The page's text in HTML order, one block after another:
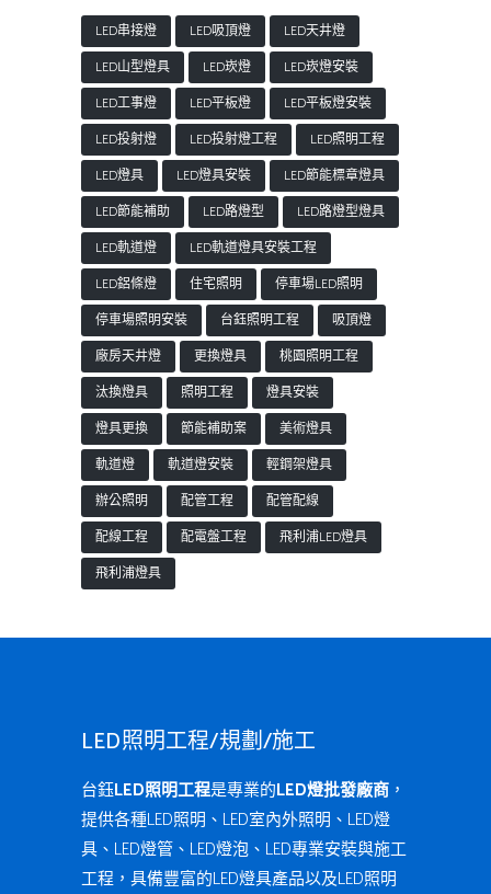
LED串接燈 LED吸頂燈
LED天井燈
LED山型燈具
LED崁燈
LED崁燈安裝
LED工事燈
LED平板燈
LED平板燈安裝
LED投射燈
LED投射燈工程
LED照明工程
LED燈具
LED燈具安裝
LED節能標章燈具
LED節能補助
LED路燈型
LED路燈型燈具
LED軌道燈
LED軌道燈具安裝工程
LED鋁條燈
住宅照明
停車場LED照明
停車場照明安裝
台鈺照明工程
吸頂燈
廠房天井燈
更換燈具
桃園照明工程
汰換燈具
照明工程
燈具安裝
燈具更換
節能補助案
美術燈具
軌道燈
軌道燈安裝
輕鋼架燈具
辦公照明
配管工程
配管配線
配線工程
配電盤工程
飛利浦LED燈具
飛利浦燈具
LED照明工程/規劃/施工
台鈺LED照明工程是專業的LED燈批發廠商 ，
提供各種LED照明、LED室內外照明、LED燈
具、LED燈管、LED燈泡、LED專業安裝與施工
工程，具備豐富的LED燈具產品以及LED照明